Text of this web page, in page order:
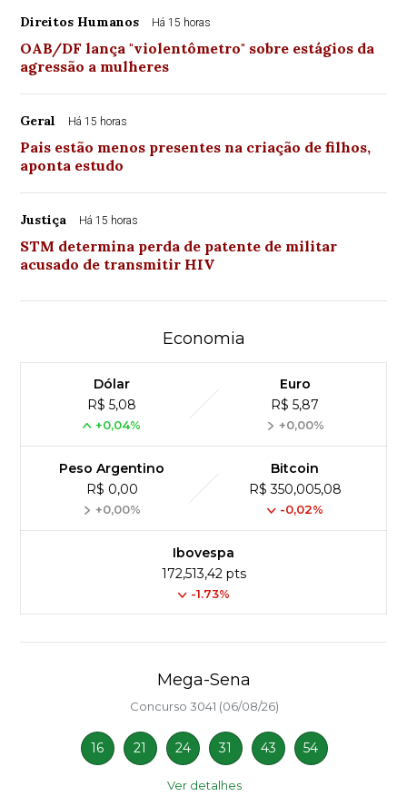
Direitos Humanos Há 15 horas
OAB/DF lança "violentômetro" sobre estágios da
agressão a mulheres
Geral Há 15 horas
Pais estão menos presentes na criação de filhos,
aponta estudo
Justiça Há 15 horas
STM determina perda de patente de militar
acusado de transmitir HIV
Economia
Dólar
R$ 5,08
+0,04%
Euro
R$ 5,87
+0,00%
Peso Argentino
R$ 0,00
+0,00%
Bitcoin
R$ 350,005,08
-0,02%
Ibovespa
172,513,42 pts
-1.73%
Mega-Sena
Concurso 3041 (06/08/26)
16 21 24 31 43 54
Ver detalhes